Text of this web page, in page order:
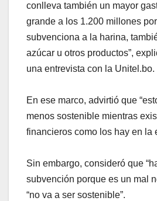
conlleva también un mayor
grande a los 1.200 millones
subvenciona a la harina,
azúcar u otros productos”,
una entrevista con la Unitel.bo.
En ese marco, advirtió que
menos sostenible mientras
financieros como los hay en la
Sin embargo, consideró que
subvención porque es un mal
“no va a ser sostenible”.